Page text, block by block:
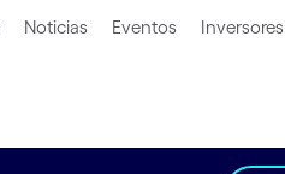
Noticias Eventos Inversores